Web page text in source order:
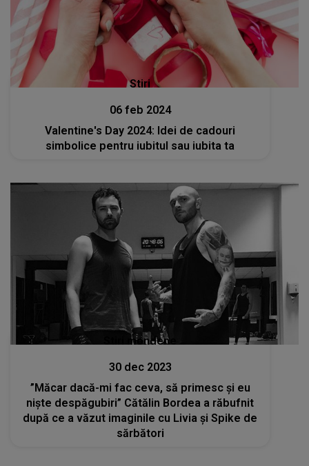
Stiri
06 feb 2024
Valentine's Day 2024: Idei de cadouri
simbolice pentru iubitul sau iubita ta
Stiri mondene
30 dec 2023
”Măcar dacă-mi fac ceva, să primesc și eu
niște despăgubiri” Cătălin Bordea a răbufnit
după ce a văzut imaginile cu Livia și Spike de
sărbători